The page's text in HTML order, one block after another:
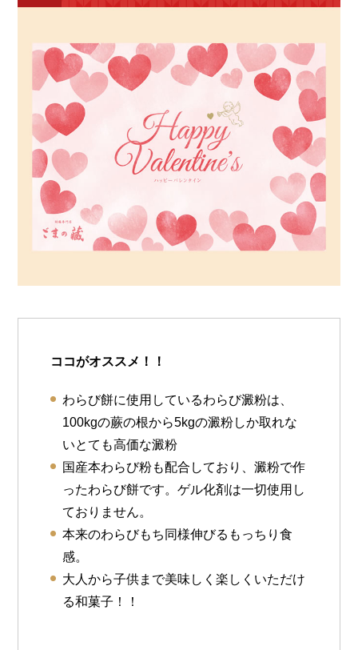
ココがオススメ！！
わらび餅に使用しているわらび澱粉は、
100kgの蕨の根から5kgの澱粉しか取れな
いとても高価な澱粉
国産本わらび粉も配合しており、澱粉で作
ったわらび餅です。ゲル化剤は一切使用し
ておりません。
本来のわらびもち同様伸びるもっちり食
感。
大人から子供まで美味しく楽しくいただけ
る和菓子！！